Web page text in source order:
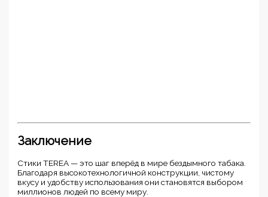
Заключение
Стики TEREA — это шаг вперёд в мире бездымного табака.
Благодаря высокотехнологичной конструкции, чистому
вкусу и удобству использования они становятся выбором
миллионов людей по всему миру.